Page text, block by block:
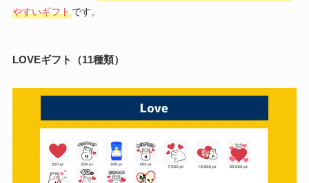
やすいギフトです。
LOVEギフト（11種類）